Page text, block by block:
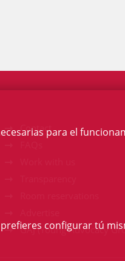
Contact
GAJ (Young Advocacy
para el
configurar tú